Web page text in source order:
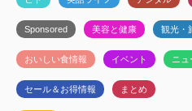
Sponsored 美容と健康 観光・
おいしい食情報 イベント ニュ
セール＆お得情報 まとめ